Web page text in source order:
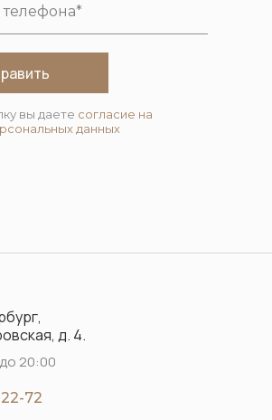
вы даете согласие на
данных
д. 4.
72
20:00